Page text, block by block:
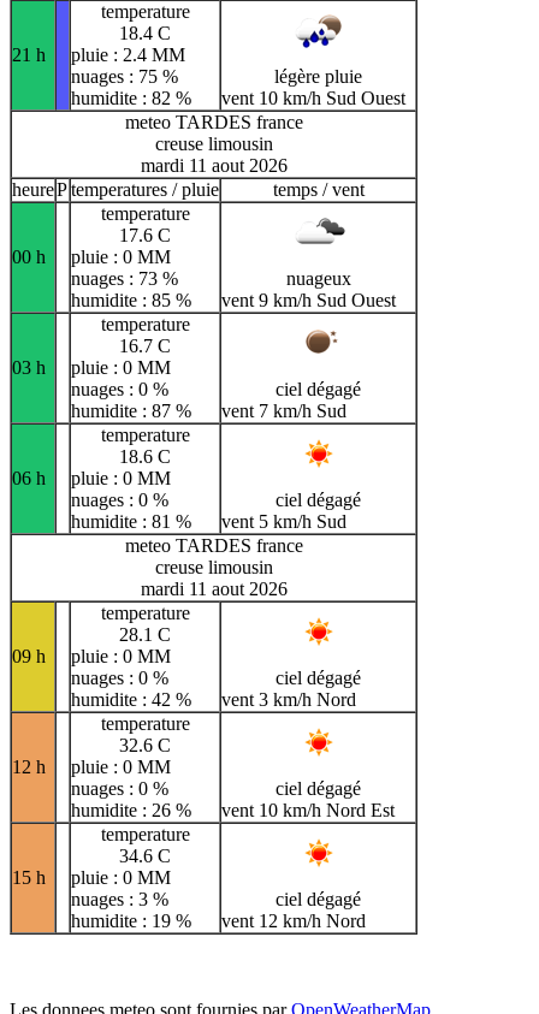
21 h
temperature
18.4 C
pluie : 2.4 MM
nuages : 75 %
humidite : 82 %
légère pluie
vent 10 km/h Sud Ouest
meteo TARDES france
creuse limousin
mardi 11 aout 2026
heurePtemperatures / pluie temps / vent
00 h
temperature
17.6 C
pluie : 0 MM
nuages : 73 %
humidite : 85 %
nuageux
vent 9 km/h Sud Ouest
03 h
temperature
16.7 C
pluie : 0 MM
nuages : 0 %
humidite : 87 %
ciel dégagé
vent 7 km/h Sud
06 h
temperature
18.6 C
pluie : 0 MM
nuages : 0 %
humidite : 81 %
ciel dégagé
vent 5 km/h Sud
meteo TARDES france
creuse limousin
mardi 11 aout 2026
09 h
temperature
28.1 C
pluie : 0 MM
nuages : 0 %
humidite : 42 %
ciel dégagé
vent 3 km/h Nord
12 h
temperature
32.6 C
pluie : 0 MM
nuages : 0 %
humidite : 26 %
ciel dégagé
vent 10 km/h Nord Est
15 h
temperature
34.6 C
pluie : 0 MM
nuages : 3 %
humidite : 19 %
ciel dégagé
vent 12 km/h Nord
Les donnees meteo sont fournies parOpenWeatherMap